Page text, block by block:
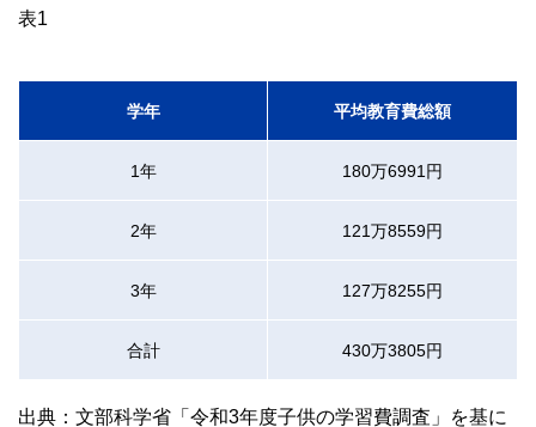
表1
学年 平均教育費総額
1年 180万6991円
2年 121万8559円
3年 127万8255円
合計 430万3805円
出典：文部科学省「令和3年度子供の学習費調査」を基に